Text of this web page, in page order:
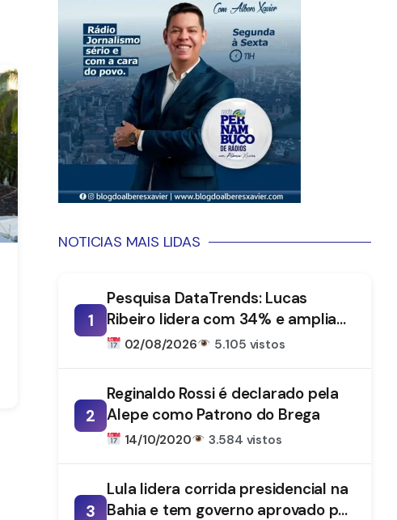
NOTICIAS MAIS LIDAS
1
Pesquisa DataTrends: Lucas
Ribeiro lidera com 34% e amplia
vantagem na disputa pelo
02/08/2026 5.105 vistos
2
Reginaldo Rossi é declarado pela
Alepe como Patrono do Brega
14/10/2020 3.584 vistos
3
Lula lidera corrida presidencial na
Bahia e tem governo aprovado por